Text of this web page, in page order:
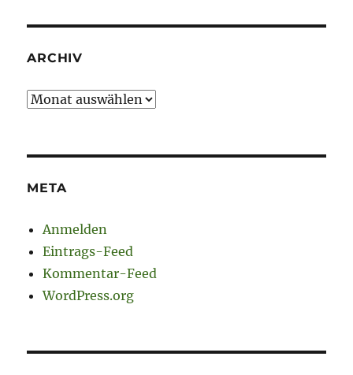
ARCHIV
Archiv
META
Anmelden
Eintrags-Feed
Kommentar-Feed
WordPress.org